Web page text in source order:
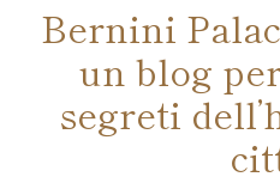
Bernini
un blog
segreti